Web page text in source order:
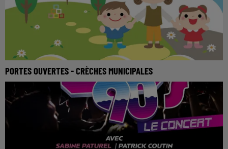
PORTES OUVERTES - CRÈCHES MUNICIPALES